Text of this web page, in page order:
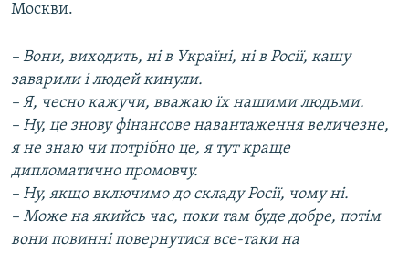
Москви.
– Вони, виходить, ні в Україні, ні в Росії, кашу
заварили і людей кинули.
– Я, чесно кажучи, вважаю їх нашими людьми.
– Ну, це знову фінансове навантаження величезне,
я не знаю чи потрібно це, я тут краще
дипломатично промовчу.
– Ну, якщо включимо до складу Росії, чому ні.
– Може на якийсь час, поки там буде добре, потім
вони повинні повернутися все-таки на